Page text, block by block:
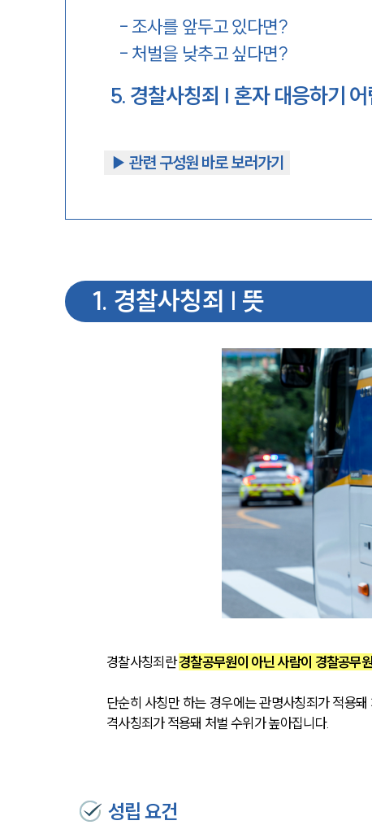
- 조사를 앞두고 있다면?
- 처벌을 낮추고 싶다면?
5. 경찰사칭죄 | 혼자 대응하기
▶︎ 관련 구성원 바로 보러가기
1. 경찰사칭죄 | 뜻
경찰사칭죄란 경찰공무원이 아닌 사람이 경찰공무
단순히 사칭만 하는 경우에는 관명사칭죄가 적용
격사칭죄가 적용돼 처벌 수위가 높아집니다.
성립 요건